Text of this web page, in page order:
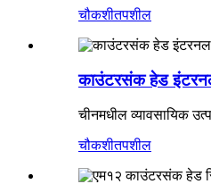
चौकशीतपशील
काउंटरसंक हेड
चीनमधील व्यावसायिक
चौकशीतपशील